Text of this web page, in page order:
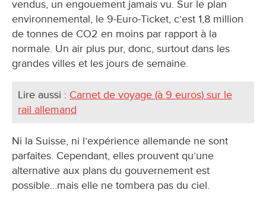
vendus, un engouement jamais vu. Sur le plan
environnemental, le 9-Euro-Ticket, c’est 1,8 million
de tonnes de CO2 en moins par rapport à la
normale. Un air plus pur, donc, surtout dans les
grandes villes et les jours de semaine.
Lire aussi : Carnet de voyage (à 9 euros) sur le
rail allemand
Ni la Suisse, ni l’expérience allemande ne sont
parfaites. Cependant, elles prouvent qu’une
alternative aux plans du gouvernement est
possible…mais elle ne tombera pas du ciel.